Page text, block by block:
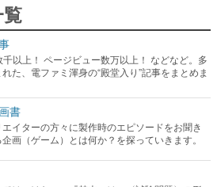
以上！ ページビュー数万以上！ などなど。多
た、電ファミ渾身の“殿堂入り”記事をまとめま
書
イターの方々に製作時のエピソードをお聞き
画（ゲーム）とは何か？を探っていきます。